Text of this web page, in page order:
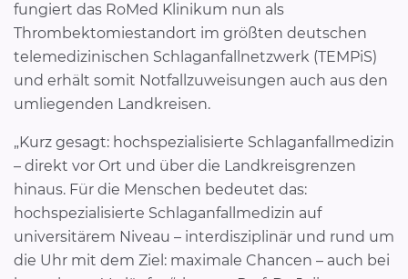
fungiert das RoMed Klinikum nun als
Thrombektomiestandort im größten deutschen
telemedizinischen Schlaganfallnetzwerk (TEMPiS)
und erhält somit Notfallzuweisungen auch aus den
umliegenden Landkreisen.
„Kurz gesagt: hochspezialisierte Schlaganfallmedizin
– direkt vor Ort und über die Landkreisgrenzen
hinaus. Für die Menschen bedeutet das:
hochspezialisierte Schlaganfallmedizin auf
universitärem Niveau – interdisziplinär und rund um
die Uhr mit dem Ziel: maximale Chancen – auch bei